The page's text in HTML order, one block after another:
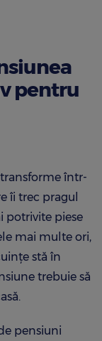
pentru
într-
îi trec pragul
potrivite piese
mai multe ori,
stă în
trebuie să
pensiuni